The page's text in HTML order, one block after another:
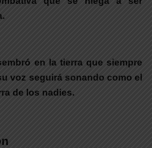
en la tierra que siempre
voz seguirá sonando como el
de los nadies.